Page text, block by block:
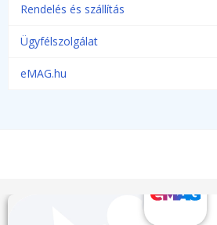
Rendelés és szállítás
Ügyfélszolgálat
eMAG.hu